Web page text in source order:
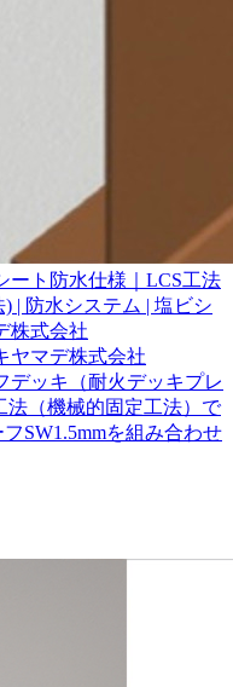
ート防水仕様｜LCS工法
| 防水システム | 塩ビシ
株式会社
ヤマデ株式会社
デッキ（耐火デッキプレ
法（機械的固定工法）で
SW1.5mmを組み合わせ